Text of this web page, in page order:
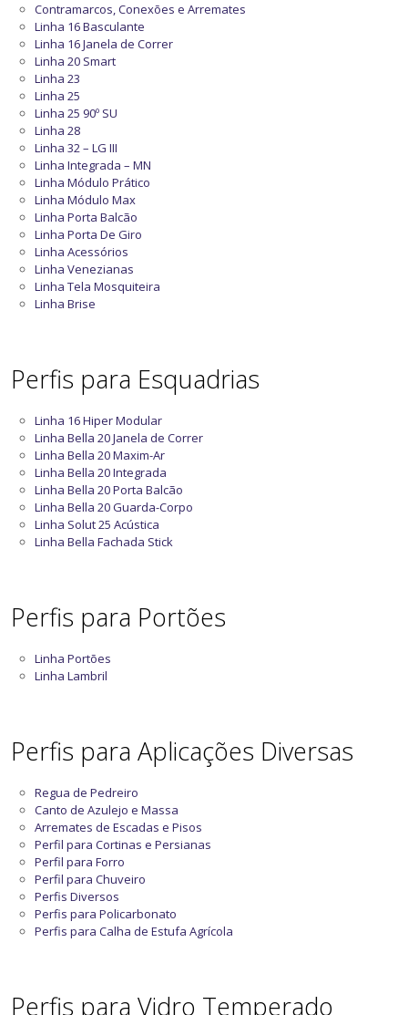
Contramarcos, Conexões e Arremates
Linha 16 Basculante
Linha 16 Janela de Correr
Linha 20 Smart
Linha 23
Linha 25
Linha 25 90º SU
Linha 28
Linha 32 – LG III
Linha Integrada – MN
Linha Módulo Prático
Linha Módulo Max
Linha Porta Balcão
Linha Porta De Giro
Linha Acessórios
Linha Venezianas
Linha Tela Mosquiteira
Linha Brise
Perfis para Esquadrias
Linha 16 Hiper Modular
Linha Bella 20 Janela de Correr
Linha Bella 20 Maxim-Ar
Linha Bella 20 Integrada
Linha Bella 20 Porta Balcão
Linha Bella 20 Guarda-Corpo
Linha Solut 25 Acústica
Linha Bella Fachada Stick
Perfis para Portões
Linha Portões
Linha Lambril
Perfis para Aplicações Diversas
Regua de Pedreiro
Canto de Azulejo e Massa
Arremates de Escadas e Pisos
Perfil para Cortinas e Persianas
Perfil para Forro
Perfil para Chuveiro
Perfis Diversos
Perfis para Policarbonato
Perfis para Calha de Estufa Agrícola
Perfis para Vidro Temperado